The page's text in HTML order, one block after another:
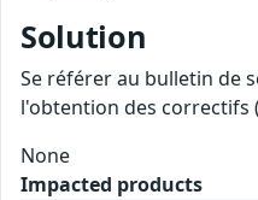
Solution
Se référer au bulletin de
l'obtention des correctifs
None
Impacted products